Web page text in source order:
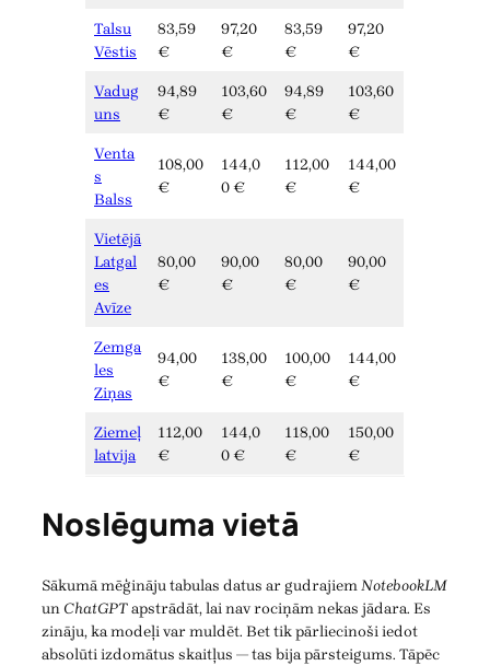
Talsu
Vēstis
83,59
€
97,20
€
83,59
€
97,20
€
Vadug
uns
94,89
€
103,60
€
94,89
€
103,60
€
Venta
s
Balss
108,00
€
144,0
0 €
112,00
€
144,00
€
Vietējā
Latgal
es
Avīze
80,00
€
90,00
€
80,00
€
90,00
€
Zemga
les
Ziņas
94,00
€
138,00
€
100,00
€
144,00
€
Ziemeļ
latvija
112,00
€
144,0
0 €
118,00
€
150,00
€
Noslēguma vietā
Sākumā mēģināju tabulas datus ar gudrajiemNotebookLM
un ChatGPTapstrādāt, lai nav rociņām nekas jādara. Es
zināju, ka modeļi var muldēt. Bet tik pārliecinoši iedot
absolūti izdomātus skaitļus — tas bija pārsteigums. Tāpēc